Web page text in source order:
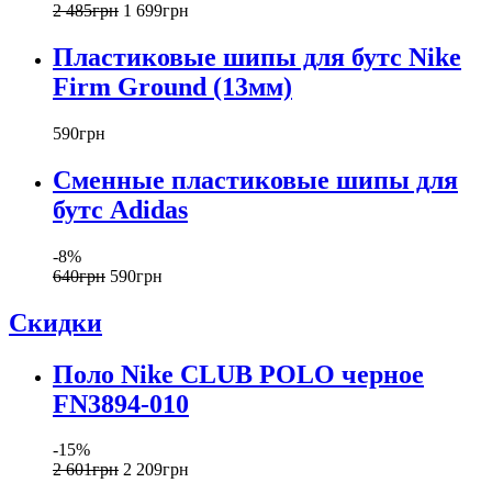
2 485грн 1 699грн
Пластиковые шипы для бутс Nike
Firm Ground (13мм)
590грн
Сменные пластиковые шипы для
бутс Adidas
-8%
640грн 590грн
Скидки
Поло Nike CLUB POLO черное
FN3894-010
-15%
2 601грн 2 209грн